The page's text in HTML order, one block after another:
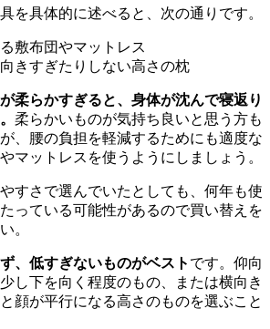
を具体的に述べると、次の通りです。
敷布団やマットレス
きすぎたりしない高さの枕
柔らかすぎると、身体が沈んで寝返り
柔らかいものが気持ち良いと思う方も
、腰の負担を軽減するためにも適度な
マットレスを使うようにしましょう。
すさで選んでいたとしても、何年も使
っている可能性があるので買い替えを
。
、低すぎないものがベスト です。仰向
し下を向く程度のもの、または横向き
顔が平行になる高さのものを選ぶこと